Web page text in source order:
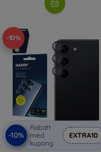
-10%
-10%
Rabatt
med
kupong
EXTRA10